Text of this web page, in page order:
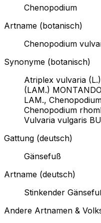
Chenopodium
Artname (botanisch)
Chenopodium
Synonyme (botanisch)
Atriplex vulvaria
(LAM.)
LAM.,
Chenopodium
Vulvaria vulgaris
Gattung (deutsch)
Gänsefuß
Artname (deutsch)
Stinkender
Andere Artnamen &